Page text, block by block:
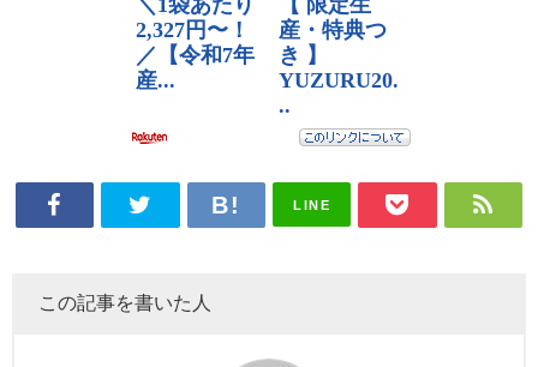
LINE
この記事を書いた人